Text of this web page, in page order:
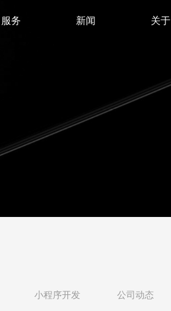
服务 新闻 关于
小程序开发 公司动态